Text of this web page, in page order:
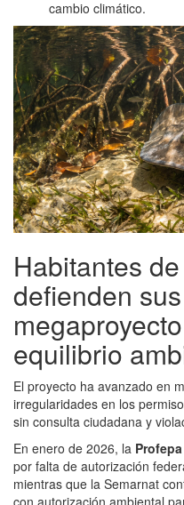
cambio climático.
Habitantes
defienden
equilibrio
El proyecto ha avanzado en
irregularidades en los
sin consulta ciudadana y
En enero de 2026, la Profepa
por falta de autorización
mientras que la Semarnat